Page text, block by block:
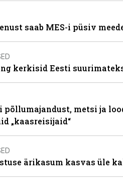
saab MES-i püsiv
kerkisid Eesti
metsi ja
„kaasreisijaid“
ärikasum kasvas üle